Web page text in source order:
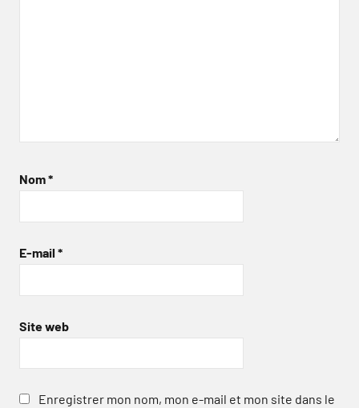
Nom*
E-mail *
Site web
Enregistrer mon nom, mon e-mail et mon site dans le